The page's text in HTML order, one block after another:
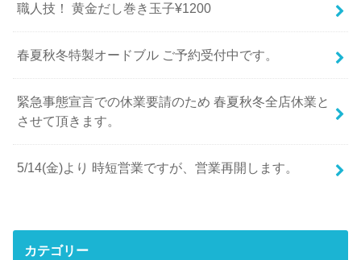
職人技！ 黄金だし巻き玉子¥1200
春夏秋冬特製オードブル ご予約受付中です。
緊急事態宣言での休業要請のため 春夏秋冬全店休業と
させて頂きます。
5/14(金)より 時短営業ですが、営業再開します。
カテゴリー